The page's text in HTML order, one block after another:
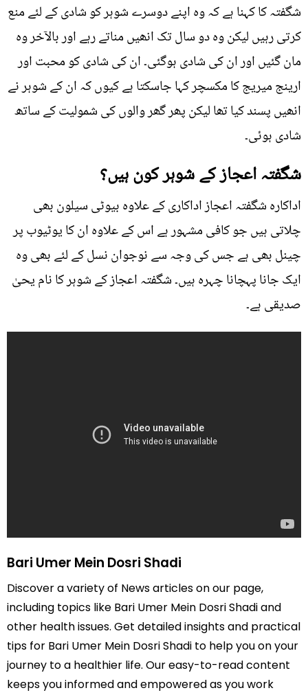
شگفتہ کا کہنا ہے کہ وہ اپنے دوسرے شوہر کو شادی کے لئے منع
کرتی رہیں لیکن وہ دو سال تک انھیں مناتے رہے اور بالآخر وہ
مان گئیں اور ان کی شادی ہوگئی۔ ان کی شادی کو محبت اور
ارینج میریج کا مکسچر کہا جاسکتا ہے کیوں کہ ان کے شوہر نے
انھیں پسند کیا تھا لیکن پھر گھر والوں کی شمولیت کے ساتھ
شادی ہوئی۔
شگفتہ اعجاز کے شوہر کون ہیں؟
اداکارہ شگفتہ اعجاز اداکاری کے علاوہ بیوٹی سیلون بھی
چلاتی ہیں جو کافی مشہور ہے اس کے علاوہ ان کا یوٹیوب پر
چینل بھی ہے جس کی وجہ سے نوجوان نسل کے لئے بھی وہ
ایک جانا پہچانا چہرہ ہیں۔ شگفتہ اعجاز کے شوہر کا نام یحیٰ
صدیقی ہے۔
Bari Umer Mein Dosri Shadi
Discover a variety of News articles on our page,
including topics like Bari Umer Mein Dosri Shadi and
other health issues. Get detailed insights and practical
tips for Bari Umer Mein Dosri Shadi to help you on your
journey to a healthier life. Our easy-to-read content
keeps you informed and empowered as you work